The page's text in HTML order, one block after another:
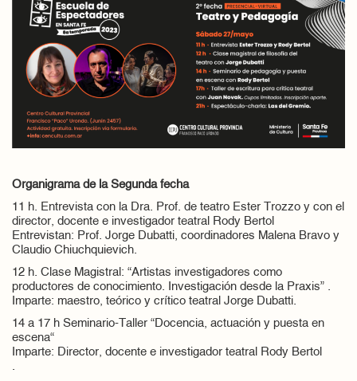
Organigrama de la Segunda fecha
11 h. Entrevista con la Dra. Prof. de teatro Ester Trozzo y con el
director, docente e investigador teatral Rody Bertol
Entrevistan: Prof. Jorge Dubatti, coordinadores Malena Bravo y
Claudio Chiuchquievich.
12 h. Clase Magistral: “Artistas investigadores como
productores de conocimiento. Investigación desde la Praxis” .
Imparte: maestro, teórico y crítico teatral Jorge Dubatti.
14 a 17 h Seminario-Taller “Docencia, actuación y puesta en
escena“
Imparte: Director, docente e investigador teatral Rody Bertol
.